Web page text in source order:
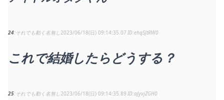
24 それでも動く名無し2023/06/18(日) 09:14:35.07 ehqSJtRW0
これで結婚したらどうする？
25 それでも動く名無し2023/06/18(日) 09:14:35.89 aJyvjZGH0